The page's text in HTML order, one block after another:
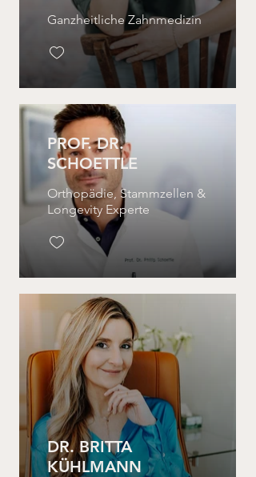
Ganzheitliche Zahnmedizin
PROF. DR.
SCHOETTLE
Orthopädie, Stammzellen &
Longevity Experte
DR. BRITTA
KÜHLMANN